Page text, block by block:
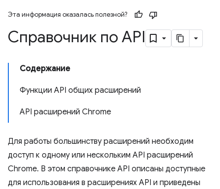
Эта информация оказалась полезной?
Справочник по API
Содержание
Функции API общих расширений
API расширений Chrome
Для работы большинству расширений необходим
доступ к одному или нескольким API расширений
Chrome. В этом справочнике API описаны доступные
для использования в расширениях API и приведены